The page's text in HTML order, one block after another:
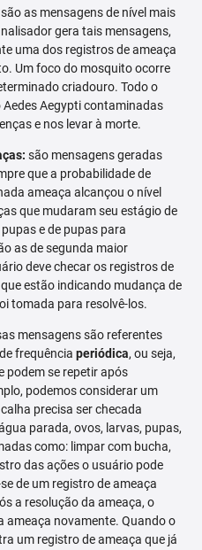
são as mensagens de nível mais
gera tais mensagens,
uma dos registros de ameaça
Um foco do mosquito ocorre
criadouro. Todo o
Aegypti contaminadas
e nos levar à morte.
são mensagens geradas
que a probabilidade de
ameaça alcançou o nível
que mudaram seu estágio de
e de pupas para
as de segunda maior
deve checar os registros de
estão indicando mudança de
tomada para resolvê-los.
mensagens são referentes
frequência periódica, ou seja,
podem se repetir após
podemos considerar um
precisa ser checada
parada, ovos, larvas, pupas,
como: limpar com bucha,
das ações o usuário pode
de um registro de ameaça
a resolução da ameaça, o
ameaça novamente. Quando o
um registro de ameaça que já